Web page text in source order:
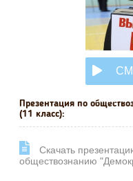
Презентация по
(11 класс):
Cкачать
обществознанию